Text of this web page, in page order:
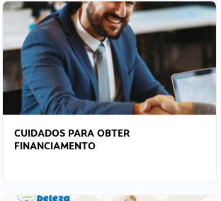
CUIDADOS PARA OBTER
FINANCIAMENTO